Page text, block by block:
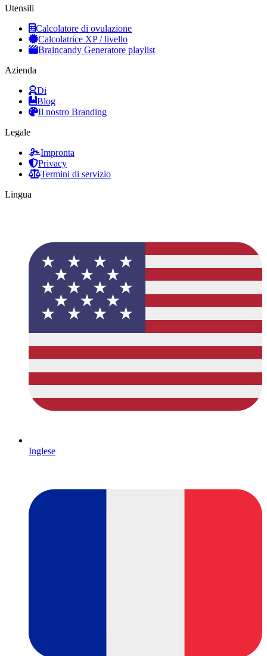
Utensili
Calcolatore di ovulazione
Calcolatrice XP / livello
Braincandy Generatore playlist
Azienda
Di
Blog
Il nostro Branding
Legale
Impronta
Privacy
Termini di servizio
Lingua
Inglese